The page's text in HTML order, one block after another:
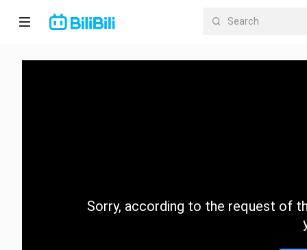
Home
CategorySorry, according to the request of